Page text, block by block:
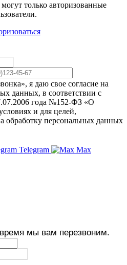
только авторизованные
я даю свое согласие на
данных, в соответствии с
года №152-ФЗ «О
и для целей,
обработку персональных данных
Telegram
Max
мы вам перезвоним.